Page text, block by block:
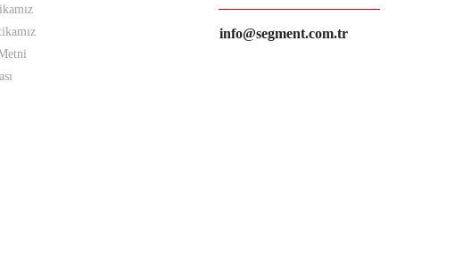
info@segment.com.tr